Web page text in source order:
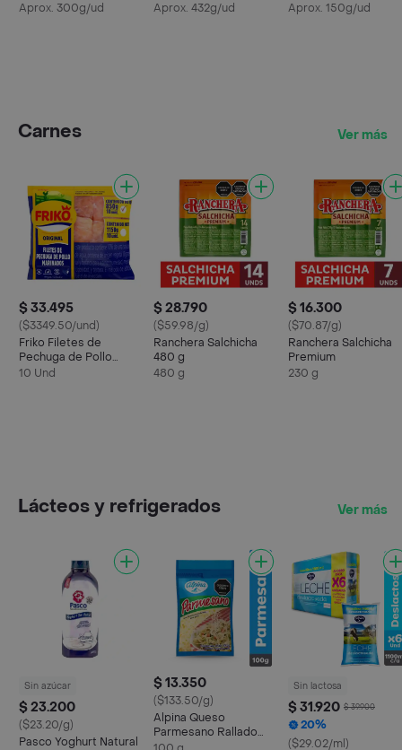
Aprox. 300g/ud
Aprox. 432g/ud
Aprox. 150g/ud
Carnes Ver más
$ 33.495
($3349.50/und)
Friko Filetes de
Pechuga de Pollo
Marinados
10 Und
$ 28.790
($59.98/g)
Ranchera Salchicha
480 g
480 g
$ 16.300
($70.87/g)
Ranchera Salchicha
Premium
230 g
Lácteos y refrigerados Ver más
Sin azúcar
$ 23.200
($23.20/g)
Pasco Yoghurt Natural
$ 13.350
($133.50/g)
Alpina Queso
Parmesano Rallado
100 g
Sin lactosa
$ 31.920 $ 39.900
20%
($29.02/ml)